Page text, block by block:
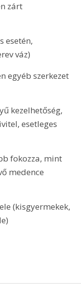
zárt
esetén,
váz)
egyéb szerkezet
kezelhetőség,
esetleges
fokozza, mint
medence
(kisgyermekek,